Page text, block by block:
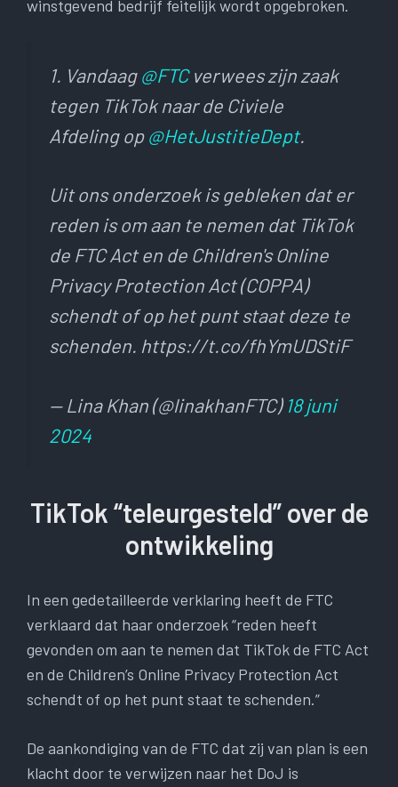
winstgevend bedrijf feitelijk wordt opgebroken.
1. Vandaag@FTCverwees zijn zaak
tegen TikTok naar de Civiele
Afdeling op@HetJustitieDept.
Uit ons onderzoek is gebleken dat er
reden is om aan te nemen dat TikTok
de FTC Act en de Children's Online
Privacy Protection Act (COPPA)
schendt of op het punt staat deze te
schenden. https://t.co/fhYmUDStiF
— Lina Khan (@linakhanFTC) 18 juni
2024
TikTok “teleurgesteld” over de
ontwikkeling
In een gedetailleerde verklaring heeft de FTC
verklaard dat haar onderzoek “reden heeft
gevonden om aan te nemen dat TikTok de FTC Act
en de Children’s Online Privacy Protection Act
schendt of op het punt staat te schenden.”
De aankondiging van de FTC dat zij van plan is een
klacht door te verwijzen naar het DoJ is